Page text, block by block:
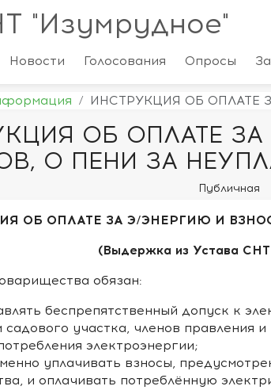
"Изумрудное"
Новости Голосования Опросы
ИНСТРУКЦИЯ ОБ ОПЛАТЕ
ОБ ОПЛАТЕ
О ПЕНИ ЗА
Публичная
ОБ ОПЛАТЕ ЗА Э/ЭНЕРГИЮ И
(Выдержка из Устава
обязан:
беспрепятственный допуск к
садового участка, членов правления
электроэнергии;
уплачивать взносы,
и оплачивать потреблённую